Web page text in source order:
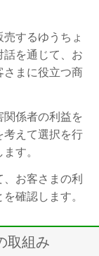
するゆうちょ
話を通じて、お
さまに役立つ商
係者の利益を
考えて選択を行
す。
お客さまの利
確認します。
取組み